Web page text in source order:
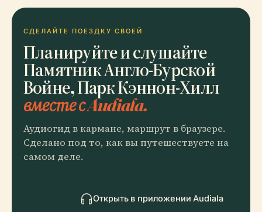
СДЕЛАЙТЕ ПОЕЗДКУ СВОЕЙ
Планируйте и слушайте
Памятник Англо-Бурской
Войне, Парк Кэннон-Хилл
вместе с Audiala.
Аудиогид в кармане, маршрут в браузере.
Сделано под то, как вы путешествуете на
самом деле.
Открыть в приложении Audiala